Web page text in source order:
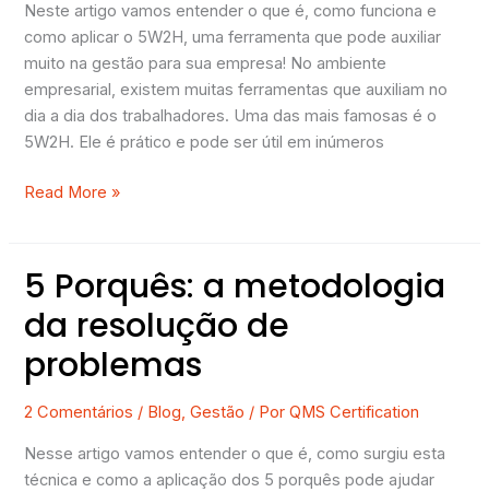
Neste artigo vamos entender o que é, como funciona e
como aplicar o 5W2H, uma ferramenta que pode auxiliar
muito na gestão para sua empresa! No ambiente
empresarial, existem muitas ferramentas que auxiliam no
dia a dia dos trabalhadores. Uma das mais famosas é o
5W2H. Ele é prático e pode ser útil em inúmeros
como
aplicar
na
sua
empresa
Read More »
5 Porquês: a metodologia
da resolução de
problemas
2 Comentários / Blog,Gestão / PorQMS Certification
Nesse artigo vamos entender o que é, como surgiu esta
técnica e como a aplicação dos 5 porquês pode ajudar
5
a
metodologia
da
resolução
problemas